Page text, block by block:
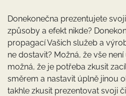
Donekonečna prezentujete
způsoby a efekt nikde?
propagací Vašich služeb a
ne dostavit? Možná, že vše
možná, že je potřeba zkusit
směrem a nastavit úplně jinou
takhle zkusit prezentovat svoji